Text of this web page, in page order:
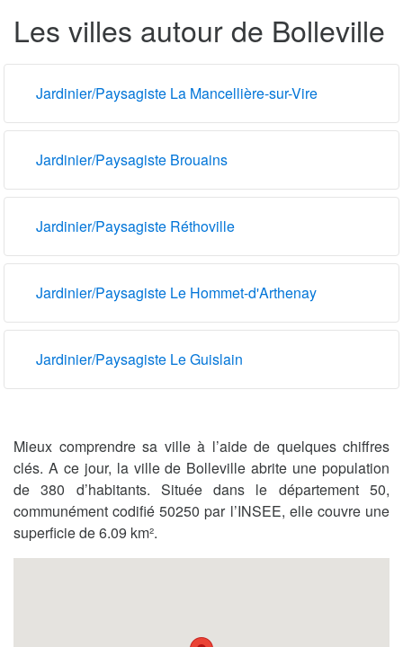
Les villes autour de Bolleville
Jardinier/Paysagiste La Mancellière-sur-Vire
Jardinier/Paysagiste Brouains
Jardinier/Paysagiste Réthoville
Jardinier/Paysagiste Le Hommet-d'Arthenay
Jardinier/Paysagiste Le Guislain
Mieux comprendre sa ville à l’aide de quelques chiffres
clés. A ce jour, la ville de Bolleville abrite une population
de 380 d’habitants. Située dans le département 50,
communément codifié 50250 par l’INSEE, elle couvre une
superficie de 6.09 km².